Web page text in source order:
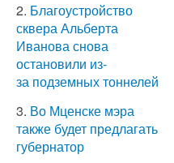
2. Благоустройство
сквера Альберта
Иванова снова
остановили из-
за подземных тоннелей
3. Во Мценске мэра
также будет предлагать
губернатор